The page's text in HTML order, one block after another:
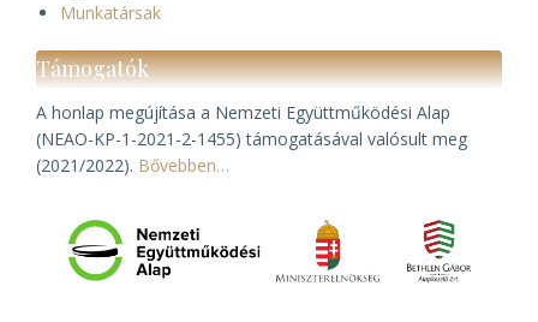
Munkatársak
Támogatók
A honlap megújítása a Nemzeti Együttműködési Alap
(NEAO-KP-1-2021-2-1455) támogatásával valósult meg
(2021/2022). Bővebben…